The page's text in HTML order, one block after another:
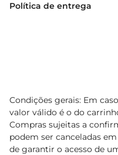
Política de entrega
Condições gerais: Em
valor válido é o do
Compras sujeitas a
podem ser canceladas
de garantir o acesso de